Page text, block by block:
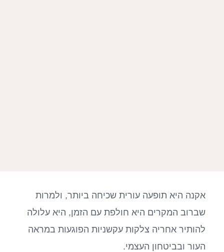
אקנה היא תופעה עורית שכיחה ביותר, ולמרות
שברוב המקרים היא חולפת עם הזמן, היא עלולה
להותיר אחריה צלקות עקשניות הפוגעות במראה
העור ובביטחון העצמי.